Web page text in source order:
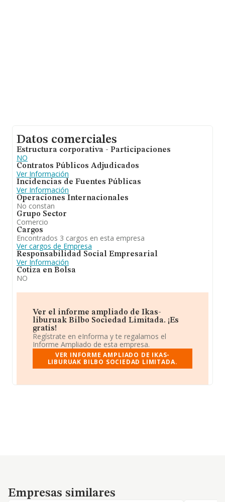
Datos comerciales
Estructura corporativa - Participaciones
NO
Contratos Públicos Adjudicados
Ver Información
Incidencias de Fuentes Públicas
Ver Información
Operaciones Internacionales
No constan
Grupo Sector
Comercio
Cargos
Encontrados 3 cargos en esta empresa
Ver cargos de Empresa
Responsabilidad Social Empresarial
Ver Información
Cotiza en Bolsa
NO
Ver el informe ampliado de Ikas-
liburuak Bilbo Sociedad Limitada. ¡Es
gratis!
Regístrate en eInforma y te regalamos el
Informe Ampliado de esta empresa.
VER INFORME AMPLIADO DE IKAS-
LIBURUAK BILBO SOCIEDAD LIMITADA.
Empresas similares
Empresas similares